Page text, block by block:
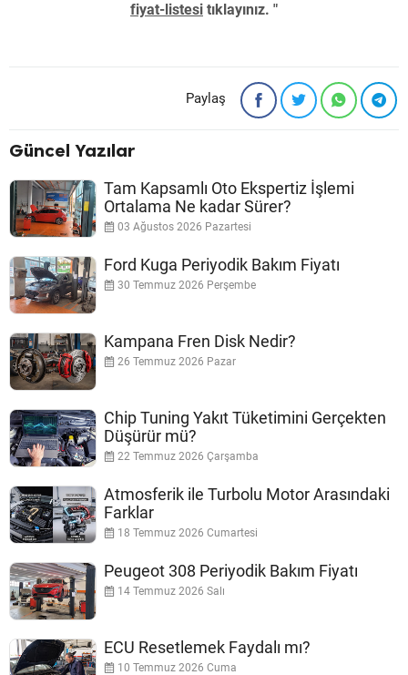
fiyat-listesi tıklayınız. "
Paylaş
Güncel Yazılar
Tam Kapsamlı Oto Ekspertiz İşlemi
Ortalama Ne kadar Sürer?
03 Ağustos 2026 Pazartesi
Ford Kuga Periyodik Bakım Fiyatı
30 Temmuz 2026 Perşembe
Kampana Fren Disk Nedir?
26 Temmuz 2026 Pazar
Chip Tuning Yakıt Tüketimini Gerçekten
Düşürür mü?
22 Temmuz 2026 Çarşamba
Atmosferik ile Turbolu Motor Arasındaki
Farklar
18 Temmuz 2026 Cumartesi
Peugeot 308 Periyodik Bakım Fiyatı
14 Temmuz 2026 Salı
ECU Resetlemek Faydalı mı?
10 Temmuz 2026 Cuma